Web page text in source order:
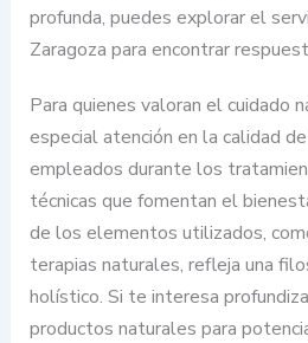
profunda, puedes explorar el
Zaragoza para encontrar
Para quienes valoran el cuidado
especial atención en la calidad
empleados durante los
técnicas que fomentan el
de los elementos utilizados,
terapias naturales, refleja una
holístico. Si te interesa
productos naturales para